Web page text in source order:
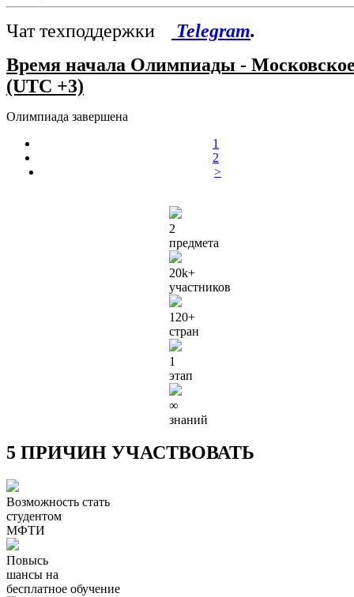
Чат техподдержки Telegram.
Время начала Олимпиады -
(UTC +3)
Олимпиада завершена
1
2
>
2
предмета
20k+
участников
120+
стран
1
этап
∞
знаний
5 ПРИЧИН УЧАСТВОВАТЬ
Возможность стать
студентом
МФТИ
Повысь
шансы на
бесплатное обучение